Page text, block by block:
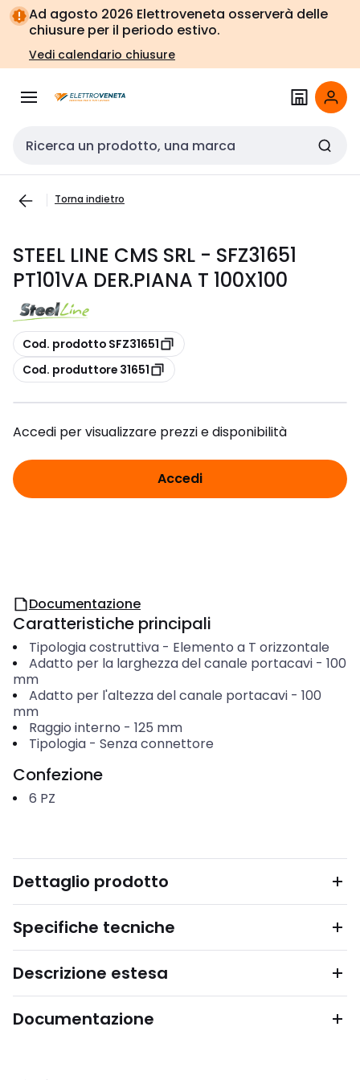
Vai alla
navigazione
Vai
alla
pagina
Ad agosto 2026 Elettroveneta osserverà delle
chiusure per il periodo estivo.
Vedi calendario chiusure
Cerca input
Torna indietro
STEEL LINE CMS SRL - SFZ31651
PT101VA DER.PIANA T 100X100
copia
Cod. prodotto SFZ31651
copia
Cod. produttore 31651
Accedi per visualizzare prezzi e disponibilità
Accedi
Documentazione
Caratteristiche principali
Tipologia costruttiva- Elemento a T orizzontale
Adatto per la larghezza del canale portacavi- 100
mm
Adatto per l'altezza del canale portacavi- 100
mm
Raggio interno - 125 mm
Tipologia- Senza connettore
Confezione
6 PZ
Dettaglio prodotto
Specifiche tecniche
Descrizione estesa
Documentazione